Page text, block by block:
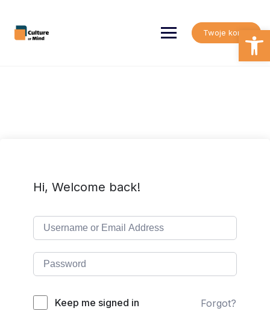
content
Twoje konto
Hi, Welcome back!
Keep me signed in Forgot?